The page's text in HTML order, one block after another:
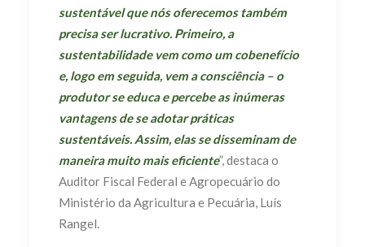
sustentável que nós oferecemos também
precisa ser lucrativo. Primeiro, a
sustentabilidade vem como um cobenefício
e, logo em seguida, vem a consciência – o
produtor se educa e percebe as inúmeras
vantagens de se adotar práticas
sustentáveis. Assim, elas se disseminam de
maneira muito mais eficiente”, destaca o
Auditor Fiscal Federal e Agropecuário do
Ministério da Agricultura e Pecuária, Luís
Rangel.